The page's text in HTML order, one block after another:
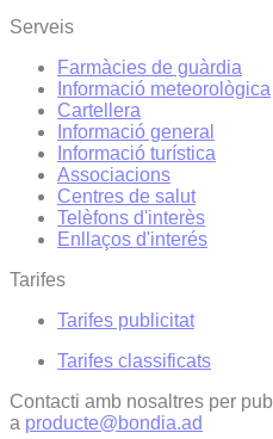
Serveis
Farmàcies de guàrdia
Informació meteorològica
Cartellera
Informació general
Informació turística
Associacions
Centres de salut
Telèfons d'interès
Enllaços d'interés
Tarifes
Tarifes publicitat
Tarifes classificats
Contacti amb nosaltres per
a producte@bondia.ad